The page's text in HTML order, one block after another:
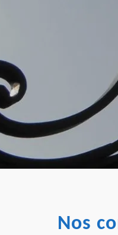
Nos